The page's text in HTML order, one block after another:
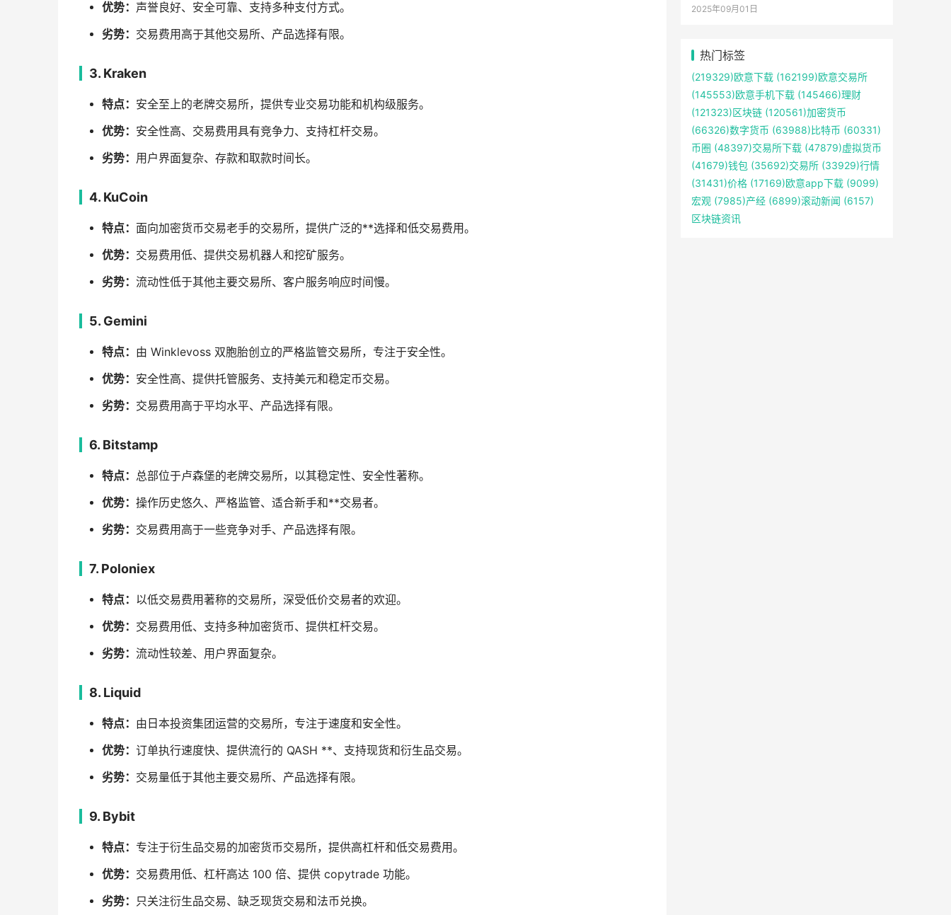
优势： 声誉良好、安全可靠、支持多种支付方式。
劣势： 交易费用高于其他交易所、产品选择有限。
3. Kraken
特点： 安全至上的老牌交易所，提供专业交易功能和机构级服务。
优势： 安全性高、交易费用具有竞争力、支持杠杆交易。
劣势： 用户界面复杂、存款和取款时间长。
4. KuCoin
特点： 面向加密货币交易老手的交易所，提供广泛的**选择和低交易费用。
优势： 交易费用低、提供交易机器人和挖矿服务。
劣势： 流动性低于其他主要交易所、客户服务响应时间慢。
5. Gemini
特点： 由 Winklevoss 双胞胎创立的严格监管交易所，专注于安全性。
优势： 安全性高、提供托管服务、支持美元和稳定币交易。
劣势： 交易费用高于平均水平、产品选择有限。
6. Bitstamp
特点： 总部位于卢森堡的老牌交易所，以其稳定性、安全性著称。
优势： 操作历史悠久、严格监管、适合新手和**交易者。
劣势： 交易费用高于一些竞争对手、产品选择有限。
7. Poloniex
特点： 以低交易费用著称的交易所，深受低价交易者的欢迎。
优势： 交易费用低、支持多种加密货币、提供杠杆交易。
劣势： 流动性较差、用户界面复杂。
8. Liquid
特点： 由日本投资集团运营的交易所，专注于速度和安全性。
优势： 订单执行速度快、提供流行的 QASH **、支持现货和衍生品交易。
劣势： 交易量低于其他主要交易所、产品选择有限。
9. Bybit
特点： 专注于衍生品交易的加密货币交易所，提供高杠杆和低交易费用。
优势： 交易费用低、杠杆高达 100 倍、提供 copytrade 功能。
劣势：
只关注衍生品交易、缺乏现货交易和法币兑换。
2025年09月01日
热门标签
(219329)欧意下载 (162199)欧意交易所
(145553)欧意手机下载 (145466)理财
(121323)区块链 (120561)加密货币
(66326)数字货币 (63988)比特币 (60331)
币圈 (48397)交易所下载 (47879)虚拟货币
(41679)钱包 (35692)交易所 (33929)行情
(31431)价格 (17169)欧意app下载 (9099)
宏观 (7985)产经 (6899)滚动新闻 (6157)
区块链资讯